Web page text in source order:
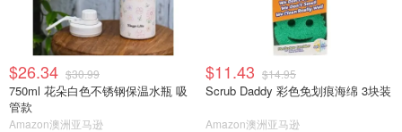
$26.34 $30.99
750ml 花朵白色不锈钢保温水瓶 吸
管款
Amazon澳洲亚马逊
$11.43 $14.95
Scrub Daddy 彩色免划痕海绵 3块装
Amazon澳洲亚马逊